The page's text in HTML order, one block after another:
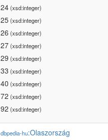
24(xsd:integer)
25(xsd:integer)
26 (xsd:integer)
27(xsd:integer)
29 (xsd:integer)
33 (xsd:integer)
40 (xsd:integer)
72 (xsd:integer)
92 (xsd:integer)
dbpedia-hu:Olaszország